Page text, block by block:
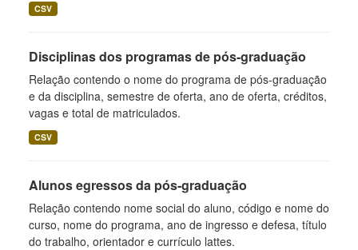
CSV
Disciplinas dos programas de pós-graduação
Relação contendo o nome do programa de pós-graduação
e da disciplina, semestre de oferta, ano de oferta, créditos,
vagas e total de matriculados.
CSV
Alunos egressos da pós-graduação
Relação contendo nome social do aluno, código e nome do
curso, nome do programa, ano de ingresso e defesa, título
do trabalho, orientador e currículo lattes.